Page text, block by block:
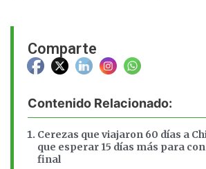
Comparte
Contenido Relacionado:
Cerezas que viajaron 60 días a
que esperar 15 días más para
final